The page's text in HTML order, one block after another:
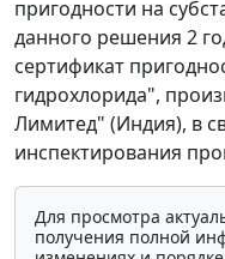
пригодности на
данного решения 2
сертификат
гидрохлорида",
Лимитед" (Индия), в
инспектирования
Для просмотра
получения полной